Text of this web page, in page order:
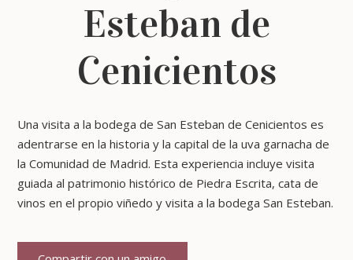
Esteban de
Cenicientos
Una visita a la bodega de San Esteban de Cenicientos es
adentrarse en la historia y la capital de la uva garnacha de
la Comunidad de Madrid. Esta experiencia incluye visita
guiada al patrimonio histórico de Piedra Escrita, cata de
vinos en el propio viñedo y visita a la bodega San Esteban.